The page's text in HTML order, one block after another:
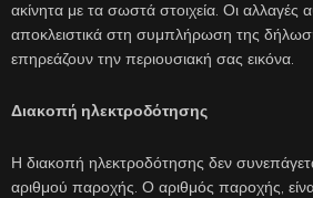
ακίνητα με τα σωστά στοιχεία. Οι αλλαγές
αποκλειστικά στη συμπλήρωση της
επηρεάζουν την περιουσιακή σας εικόνα.
Διακοπή ηλεκτροδότησης
Η διακοπή ηλεκτροδότησης δεν
αριθμού παροχής. Ο αριθμός παροχής,